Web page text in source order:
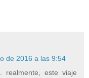
de 2016 a las 9:54
realmente, este viaje